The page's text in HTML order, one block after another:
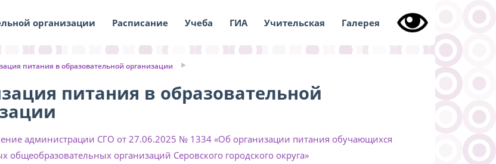
организации Расписание Учеба ГИА Учительская Галерея
питания в образовательной организации
питания в образовательной
администрации СГО от 27.06.2025 № 1334 «Об организации питания обучающихся
общеобразовательных организаций Серовского городского округа»